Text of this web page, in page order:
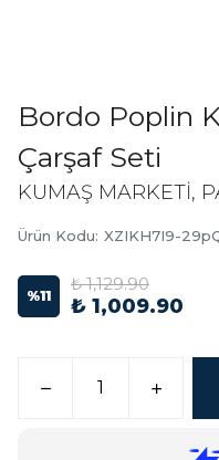
Bordo Poplin
Çarşaf Seti
KUMAŞ MARKETİ,
Ürün Kodu: XZIKH7I9-
%11
₺ 1,129.90
₺ 1,009.90